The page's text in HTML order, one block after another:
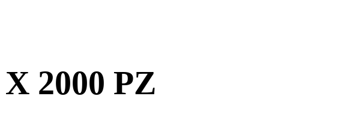
2000 PZ